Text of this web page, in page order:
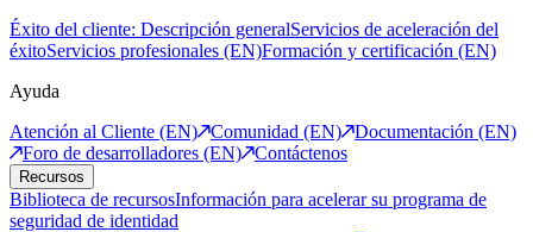
Éxito del cliente: Descripción generalServicios de aceleración del
éxitoServicios profesionales (EN)Formación y certificación (EN)
Ayuda
Atención al Cliente (EN)
Comunidad (EN)
Documentación (EN)
Foro de desarrolladores (EN)
Contáctenos
Recursos
Biblioteca de recursosInformación para acelerar su programa de
seguridad de identidad